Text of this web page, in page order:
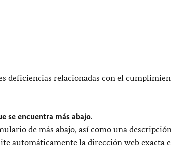
deficiencias relacionadas con el
se encuentra más abajo.
de más abajo, así como una
automáticamente la dirección web exacta